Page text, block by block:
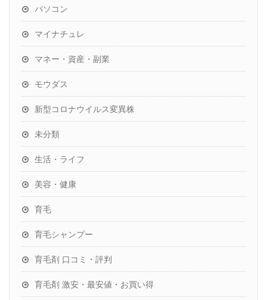
パソコン
マイナチュレ
マネー・資産・副業
モウダス
新型コロナウイルス変異株
未分類
生活・ライフ
美容・健康
育毛
育毛シャンプー
育毛剤 口コミ・評判
育毛剤 激安・最安値・お買い得